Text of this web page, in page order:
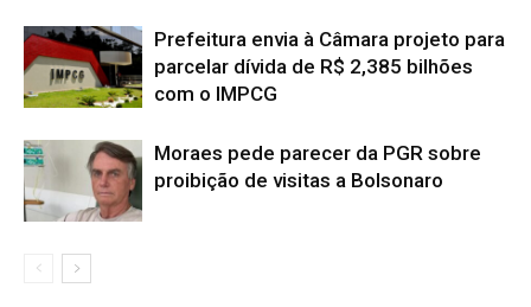
Prefeitura envia à Câmara projeto para
parcelar dívida de R$ 2,385 bilhões
com o IMPCG
Moraes pede parecer da PGR sobre
proibição de visitas a Bolsonaro